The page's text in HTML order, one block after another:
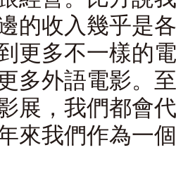
的收入幾乎是
更多不一樣的
多外語電影。
展，我們都會
來我們作為一